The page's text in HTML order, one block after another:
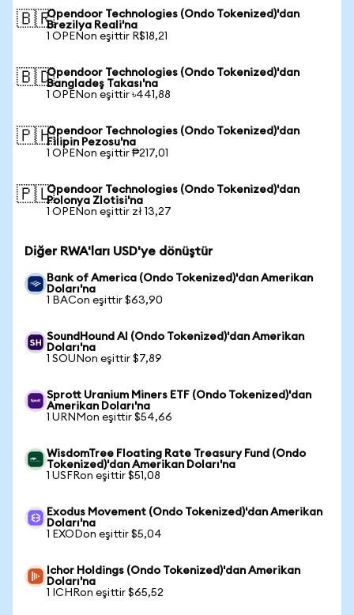
🇧🇷Opendoor Technologies (Ondo Tokenized)'dan
Brezilya Reali'na
1 OPENon eşittir R$18,21
🇧🇩Opendoor Technologies (Ondo Tokenized)'dan
Bangladeş Takası'na
1 OPENon eşittir ৳441,88
🇵🇭Opendoor Technologies (Ondo Tokenized)'dan
Filipin Pezosu'na
1 OPENon eşittir ₱217,01
🇵🇱Opendoor Technologies (Ondo Tokenized)'dan
Polonya Zlotisi'na
1 OPENon eşittir zł 13,27
Diğer RWA'ları USD'ye dönüştür
Bank of America (Ondo Tokenized)'dan Amerikan
Doları'na
1 BACon eşittir $63,90
SoundHound AI (Ondo Tokenized)'dan Amerikan
Doları'na
1 SOUNon eşittir $7,89
Sprott Uranium Miners ETF (Ondo Tokenized)'dan
Amerikan Doları'na
1 URNMon eşittir $54,66
WisdomTree Floating Rate Treasury Fund (Ondo
Tokenized)'dan Amerikan Doları'na
1 USFRon eşittir $51,08
Exodus Movement (Ondo Tokenized)'dan Amerikan
Doları'na
1 EXODon eşittir $5,04
Ichor Holdings (Ondo Tokenized)'dan Amerikan
Doları'na
1 ICHRon eşittir $65,52